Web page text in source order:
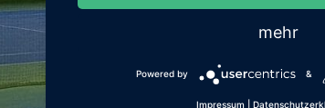
mehr
Powered by &
Impressum